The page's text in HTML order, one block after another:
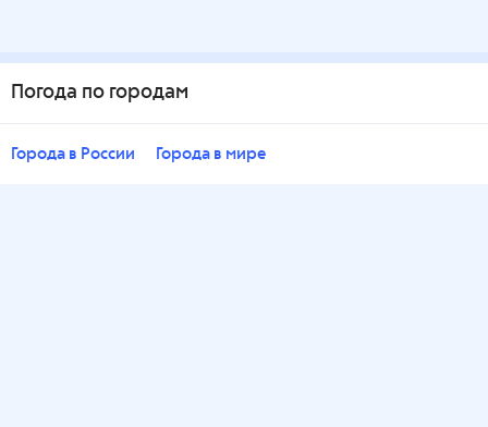
Погода по городам
Города в России Города в мире